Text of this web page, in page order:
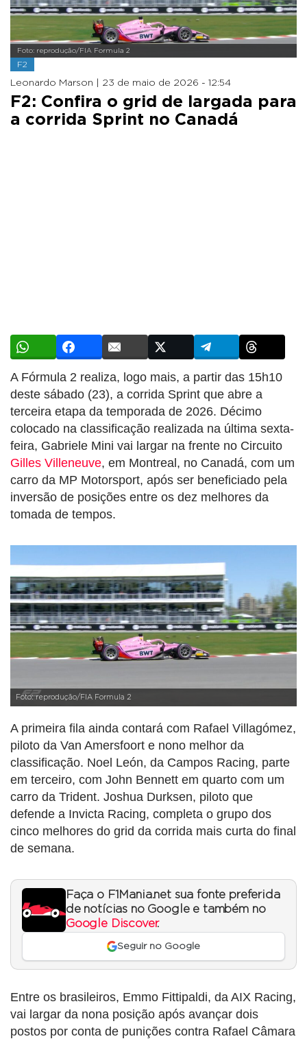
Foto: reprodução/FIA Formula 2
F2
Leonardo Marson | 23 de maio de 2026 - 12:54
F2: Confira o grid de largada para
a corrida Sprint no Canadá
A Fórmula 2 realiza, logo mais, a partir das 15h10
deste sábado (23), a corrida Sprint que abre a
terceira etapa da temporada de 2026. Décimo
colocado na classificação realizada na última sexta-
feira, Gabriele Mini vai largar na frente no Circuito
Gilles Villeneuve, em Montreal, no Canadá, com um
carro da MP Motorsport, após ser beneficiado pela
inversão de posições entre os dez melhores da
tomada de tempos.
Foto: reprodução/FIA Formula 2
A primeira fila ainda contará com Rafael Villagómez,
piloto da Van Amersfoort e nono melhor da
classificação. Noel León, da Campos Racing, parte
em terceiro, com John Bennett em quarto com um
carro da Trident. Joshua Durksen, piloto que
defende a Invicta Racing, completa o grupo dos
cinco melhores do grid da corrida mais curta do final
de semana.
Faça o F1Mania.net sua fonte preferida
de notícias no Google e também no
Google Discover.
Seguir no Google
Entre os brasileiros, Emmo Fittipaldi, da AIX Racing,
vai largar da nona posição após avançar dois
postos por conta de punições contra Rafael Câmara